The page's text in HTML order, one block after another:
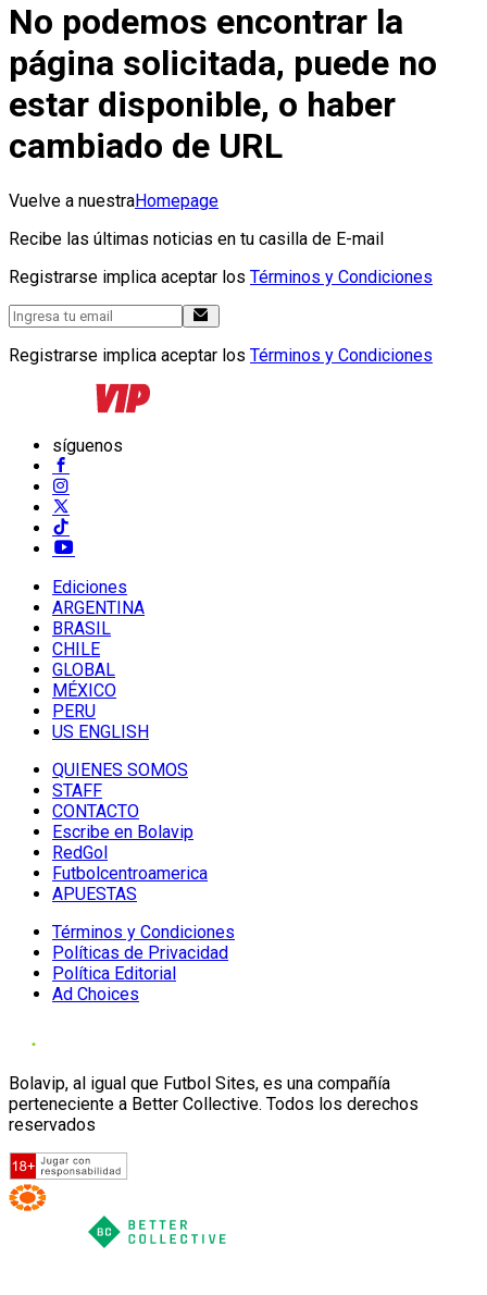
No podemos encontrar la
página solicitada, puede no
estar disponible, o haber
cambiado de URL
Vuelve a nuestraHomepage
Recibe las últimas noticias en tu casilla de E-mail
Registrarse implica aceptar los Términos y Condiciones
Registrarse implica aceptar los Términos y Condiciones
síguenos
Ediciones
ARGENTINA
BRASIL
CHILE
GLOBAL
MÉXICO
PERU
US ENGLISH
QUIENES SOMOS
STAFF
CONTACTO
Escribe en Bolavip
RedGol
Futbolcentroamerica
APUESTAS
Términos y Condiciones
Políticas de Privacidad
Política Editorial
Ad Choices
Bolavip, al igual que Futbol Sites, es una compañía
perteneciente a Better Collective. Todos los derechos
reservados